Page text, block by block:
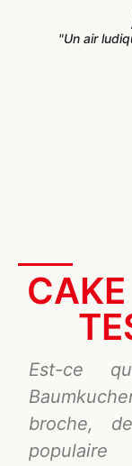
"Un air
Est-ce
broche,